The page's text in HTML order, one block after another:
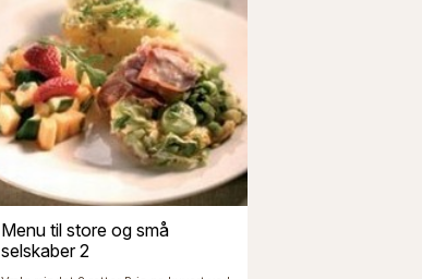
Menu til store og små
selskaber 2